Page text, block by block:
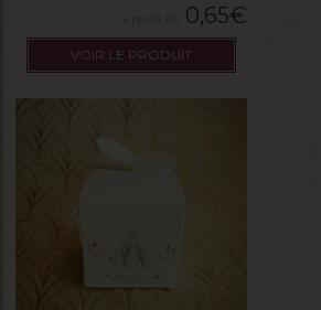
0,65€
VOIR LE PRODUIT